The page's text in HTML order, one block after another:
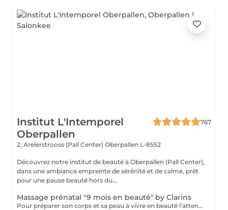
Institut L'Intemporel
Oberpallen
767
2, Arelerstrooss (Pall Center) Oberpallen L-8552
Découvrez notre institut de beauté à Oberpallen (Pall Center),
dans une ambiance empreinte de sérénité et de calme, prêt
pour une pause beauté hors du...
Massage prénatal "9 mois en beauté" by Clarins
Pour préparer son corps et sa peau à vivre en beauté l'attente de son bébé. Soin cocooning qui décontracte les tensions, allège les jambes, améliore l'élasticité de la peau et aide à prévenir les marques de grossesse tant redoutées.